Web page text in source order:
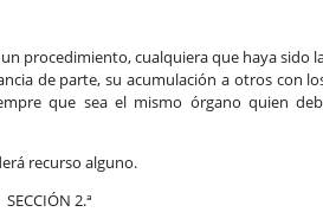
procedimiento, cualquiera que haya sido
de parte, su acumulación a otros con
que sea el mismo órgano quien
recurso alguno.
SECCIÓN 2.ª